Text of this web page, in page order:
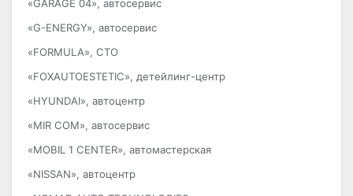
«GARAGE 04», автосервис
«G-ENERGY», автосервис
«FORMULA», СТО
«FOXAUTOESTETIC», детейлинг-центр
«HYUNDAI», автоцентр
«MIR COM», автосервис
«MOBIL 1 CENTER», автомастерская
«NISSAN», автоцентр